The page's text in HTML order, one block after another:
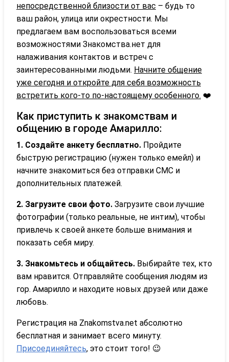
непосредственной близости от вас – будь то
ваш район, улица или окрестности. Мы
предлагаем вам воспользоваться всеми
возможностями Знакомства.нет для
налаживания контактов и встреч с
заинтересованными людьми. Начните общение
уже сегодня и откройте для себя возможность
встретить кого-то по-настоящему особенного. ❤️
Как приступить к знакомствам и
общению в городе Амарилло:
1. Создайте анкету бесплатно. Пройдите
быструю регистрацию (нужен только емейл) и
начните знакомиться без отправки СМС и
дополнительных платежей.
2. Загрузите свои фото. Загрузите свои лучшие
фотографии (только реальные, не интим), чтобы
привлечь к своей анкете больше внимания и
показать себя миру.
3. Знакомьтесь и общайтесь. Выбирайте тех, кто
вам нравится. Отправляйте сообщения людям из
гор. Амарилло и находите новых друзей или даже
любовь.
Регистрация на Znakomstva.net абсолютно
бесплатная и занимает всего минуту.
Присоединяйтесь, это стоит того! 😉